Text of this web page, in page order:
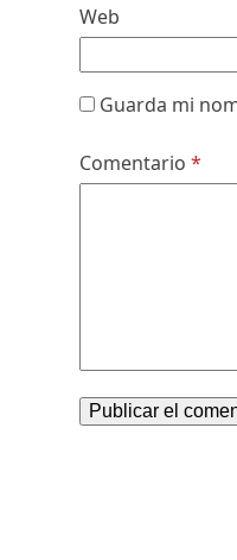
Web
Guarda mi
Comentario*